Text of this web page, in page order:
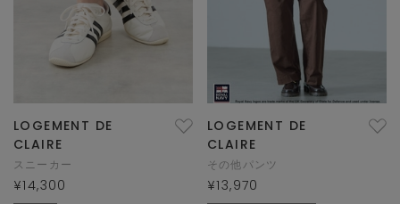
LOGEMENT DE
CLAIRE
スニーカー
¥14,300
LOGEMENT DE
CLAIRE
その他パンツ
¥13,970